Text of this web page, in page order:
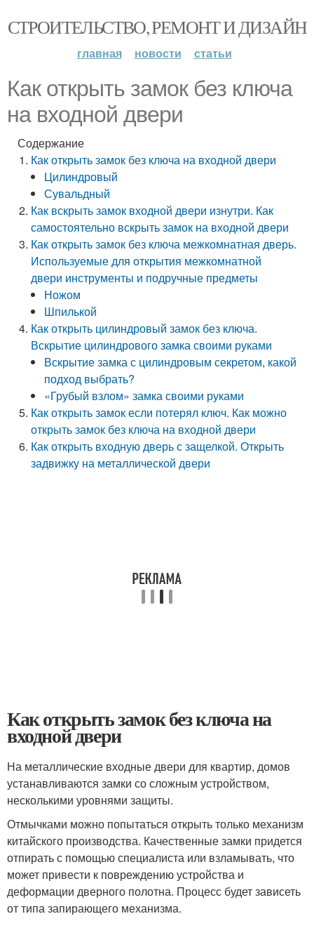
СТРОИТЕЛЬСТВО, РЕМОНТ И ДИЗАЙН
главная новости статьи
Как открыть замок без ключа
на входной двери
Содержание
Как открыть замок без ключа на входной двери
Цилиндровый
Сувальдный
Как вскрыть замок входной двери изнутри. Как
самостоятельно вскрыть замок на входной двери
Как открыть замок без ключа межкомнатная дверь.
Используемые для открытия межкомнатной
двери инструменты и подручные предметы
Ножом
Шпилькой
Как открыть цилиндровый замок без ключа.
Вскрытие цилиндрового замка своими руками
Вскрытие замка с цилиндровым секретом, какой
подход выбрать?
«Грубый взлом» замка своими руками
Как открыть замок если потерял ключ. Как можно
открыть замок без ключа на входной двери
Как открыть входную дверь с защелкой. Открыть
задвижку на металлической двери
Как открыть замок без ключа на
входной двери
На металлические входные двери для квартир, домов
устанавливаются замки со сложным устройством,
несколькими уровнями защиты.
Отмычками можно попытаться открыть только механизм
китайского производства. Качественные замки придется
отпирать с помощью специалиста или взламывать, что
может привести к повреждению устройства и
деформации дверного полотна. Процесс будет зависеть
от типа запирающего механизма.